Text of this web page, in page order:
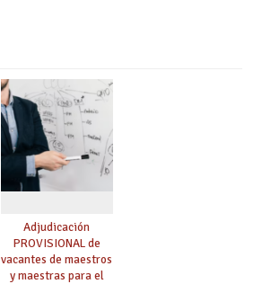
Adjudicación
PROVISIONAL de
vacantes de maestros
y maestras para el